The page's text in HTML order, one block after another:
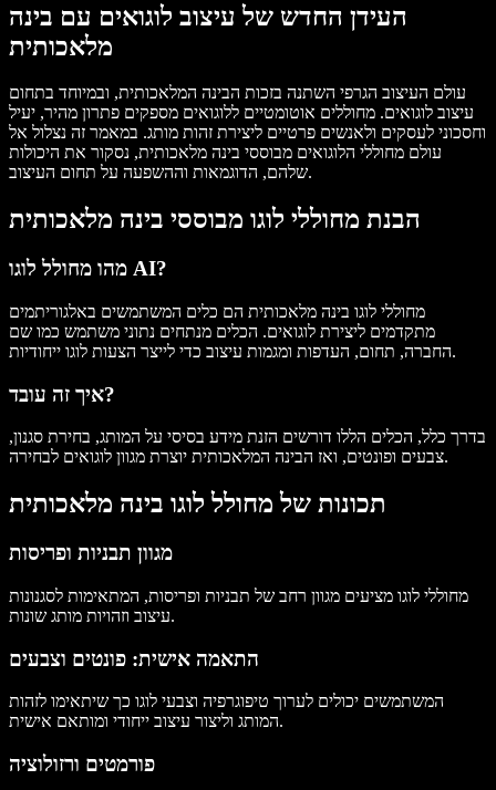
העידן החדש של עיצוב לוגואים עם בינה
מלאכותית
עולם העיצוב הגרפי השתנה בזכות הבינה המלאכותית, ובמיוחד בתחום
עיצוב לוגואים. מחוללים אוטומטיים ללוגואים מספקים פתרון מהיר, יעיל
וחסכוני לעסקים ולאנשים פרטיים ליצירת זהות מותג. במאמר זה נצלול אל
עולם מחוללי הלוגואים מבוססי בינה מלאכותית, נסקור את היכולות
שלהם, הדוגמאות וההשפעה על תחום העיצוב.
הבנת מחוללי לוגו מבוססי בינה מלאכותית
מהו מחולל לוגו AI?
מחוללי לוגו בינה מלאכותית הם כלים המשתמשים באלגוריתמים
מתקדמים ליצירת לוגואים. הכלים מנתחים נתוני משתמש כמו שם
החברה, תחום, העדפות ומגמות עיצוב כדי לייצר הצעות לוגו ייחודיות.
איך זה עובד?
בדרך כלל, הכלים הללו דורשים הזנת מידע בסיסי על המותג, בחירת סגנון,
צבעים ופונטים, ואז הבינה המלאכותית יוצרת מגוון לוגואים לבחירה.
תכונות של מחולל לוגו בינה מלאכותית
מגוון תבניות ופריסות
מחוללי לוגו מציעים מגוון רחב של תבניות ופריסות, המתאימות לסגנונות
עיצוב וזהויות מותג שונות.
התאמה אישית: פונטים וצבעים
המשתמשים יכולים לערוך טיפוגרפיה וצבעי לוגו כך שיתאימו לזהות
המותג וליצור עיצוב ייחודי ומותאם אישית.
פורמטים ורזולוציה